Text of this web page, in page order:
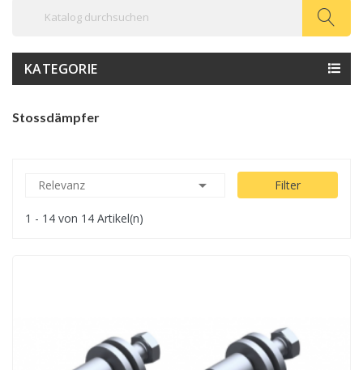
KATEGORIE
Stossdämpfer
Relevanz  Filter
1 - 14 von 14 Artikel(n)